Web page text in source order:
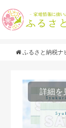
ふるさと納税ナ
詳細を